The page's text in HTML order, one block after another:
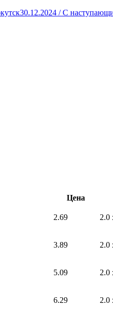
30.12.2024 /С
Цена
2.69 2.0
3.89 2.0
5.09 2.0
6.29 2.0